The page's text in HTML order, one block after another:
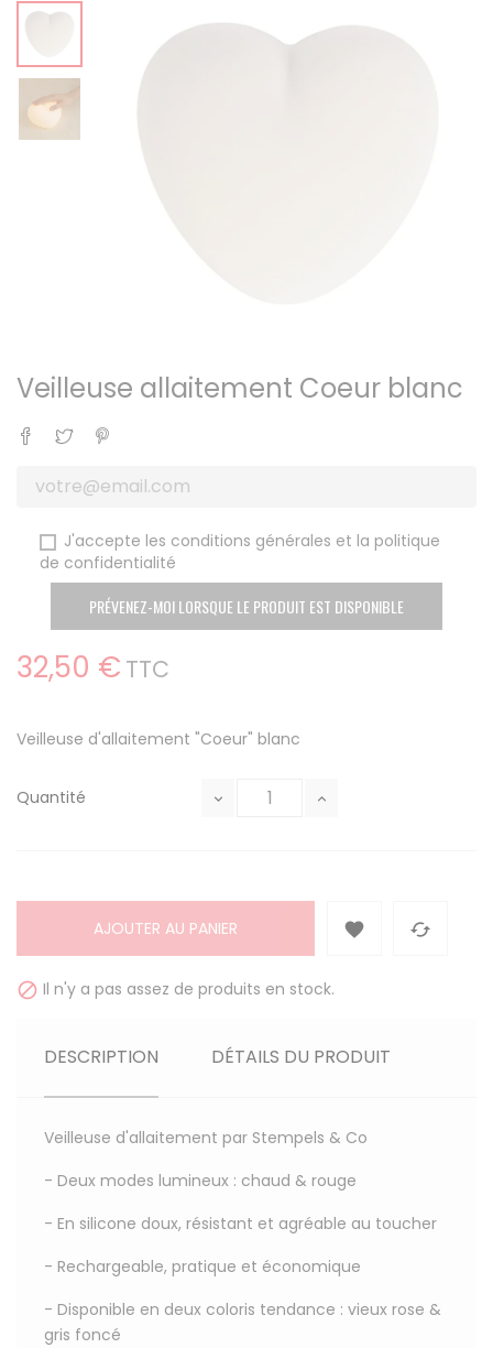
Veilleuse allaitement Coeur blanc
Partager
Tweet
J'accepte les conditions générales et la politique
de confidentialité
PRÉVENEZ-MOI LORSQUE LE PRODUIT EST DISPONIBLE
32,50 € TTC
Veilleuse d'allaitement "Coeur" blanc
Quantité
AJOUTER AU PANIER  
 Il n'y a pas assez de produits en stock.
DESCRIPTION DÉTAILS DU PRODUIT
Veilleuse d'allaitement par Stempels & Co
- Deux modes lumineux : chaud & rouge
- En silicone doux, résistant et agréable au toucher
- Rechargeable, pratique et économique
- Disponible en deux coloris tendance : vieux rose &
gris foncé